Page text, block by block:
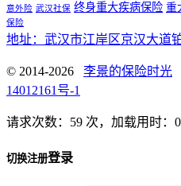
意外险 武汉社保 终身重大疾病保险 重
保险
地址：武汉市江岸区京汉大道
© 2014-2026 李景的保险时光
14012161号-1
请求次数：59 次，加载用时：
切换注册登录